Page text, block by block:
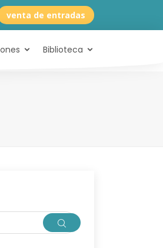
venta de entradas
Biblioteca